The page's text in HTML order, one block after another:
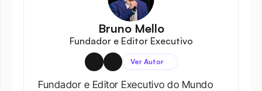
Bruno Mello
Fundador e Editor Executivo
Ver Autor
Fundador e Editor Executivo do Mundo